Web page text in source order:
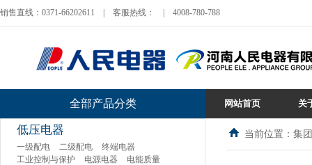
销售直线：0371-66202611 客服热线： 4008-780-788
全部产品分类 网站首页 关
低压电器
一级配电 二级配电
终端电器
工业控制与保护
电源电器 电能质量
当前位置：集